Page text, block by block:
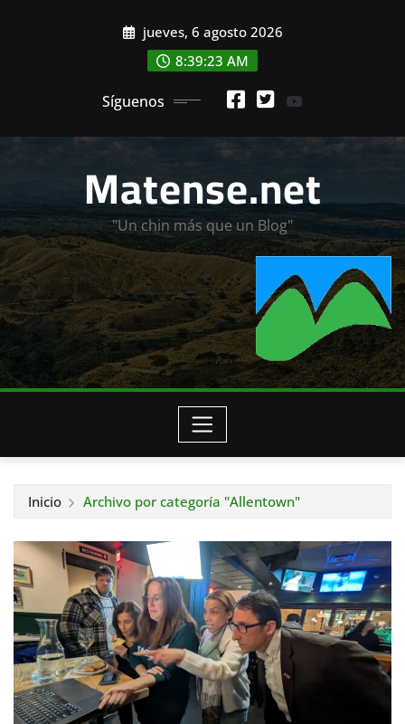
jueves, 6 agosto 2026
8:39:24 AM
Síguenos
Matense.net
"Un chin más que un Blog"
Inicio Archivo por categoría "Allentown"